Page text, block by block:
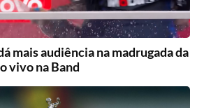
mais audiência na madrugada da
vivo na Band